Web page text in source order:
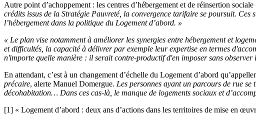
Autre point d’achoppement : les centres d’hébergement et de réinsertion
crédits issus de la Stratégie Pauvreté, la convergence tarifaire se poursuit.
l’hébergement dans la politique du Logement d’abord. »
« Le plan vise notamment à améliorer les synergies entre hébergement et
et difficultés, la capacité à délivrer par exemple leur expertise en termes
n'importe quelle manière : il serait contre-productif d'en imposer sans observer
En attendant, c’est à un changement d’échelle du Logement d’abord
précaire, alerte Manuel Domergue. Les personnes ayant un parcours de rue se
décohabitation… Dans ces cas-là, le manque de logements sociaux et
[1] « Logement d’abord : deux ans d’actions dans les territoires de mise en